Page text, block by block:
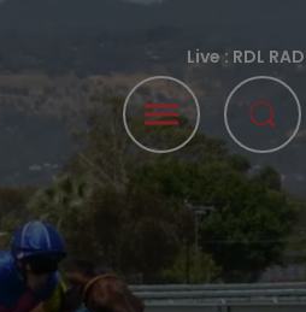
Live : RDL